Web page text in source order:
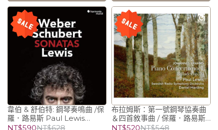
韋伯 & 舒伯特: 鋼琴奏鳴曲 /保
羅．路易斯 Paul Lewis
(piano)
NT$590NT$628
布拉姆斯：第一號鋼琴協奏曲
＆四首敘事曲 / 保羅．路易斯
Paul Lewis (piano)
NT$520NT$548